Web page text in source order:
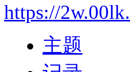
https://
主题